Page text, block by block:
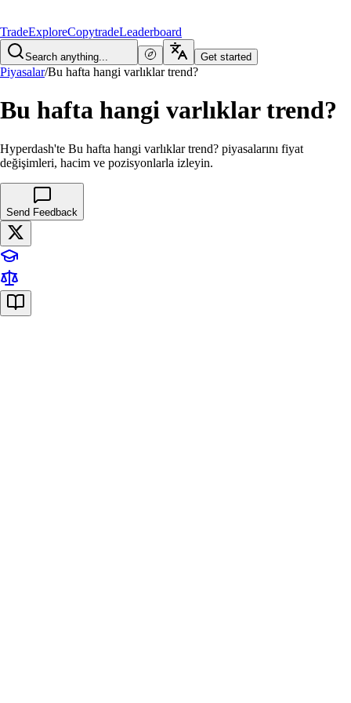
TradeExploreCopytradeLeaderboard
Search anything... Get started
Piyasalar/Bu hafta hangi varlıklar trend?
Bu hafta hangi varlıklar trend?
Hyperdash'te Bu hafta hangi varlıklar trend? piyasalarını fiyat
değişimleri, hacim ve pozisyonlarla izleyin.
Send Feedback